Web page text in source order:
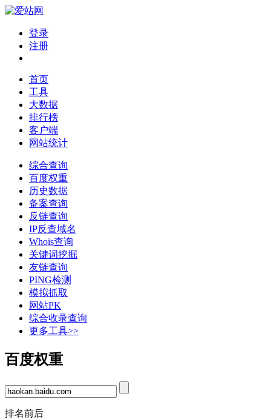
登录
注册
首页
工具
大数据
排行榜
客户端
网站统计
综合查询
百度权重
历史数据
备案查询
反链查询
IP反查域名
Whois查询
关键词挖掘
友链查询
PING检测
模拟抓取
网站PK
综合收录查询
更多工具>>
百度权重
排名前后